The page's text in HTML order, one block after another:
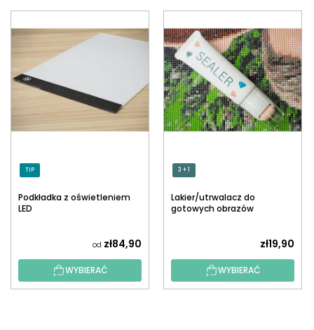
TIP
Podkładka z oświetleniem
LED
od zł84,90
WYBIERAĆ
3 + 1
Lakier/utrwalacz do
gotowych obrazów
zł19,90
WYBIERAĆ